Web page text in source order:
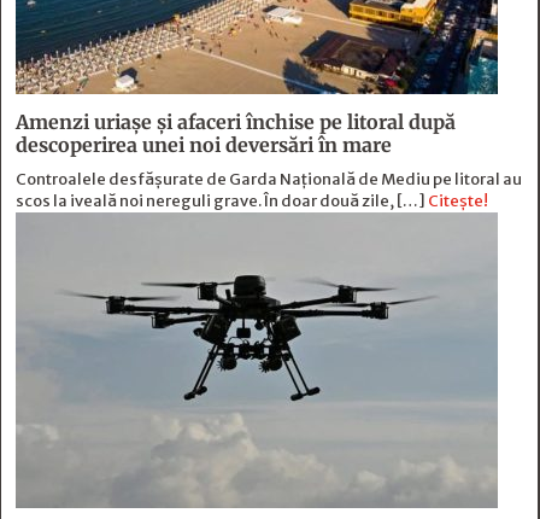
Amenzi uriașe și afaceri închise pe litoral după
descoperirea unei noi deversări în mare
Controalele desfășurate de Garda Națională de Mediu pe litoral au
scos la iveală noi nereguli grave. În doar două zile, […] Citește!